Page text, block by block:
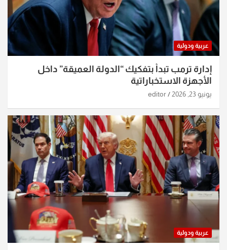
عربية ودولية
إدارة ترمب تبدأ بتفكيك “الدولة العميقة” داخل
الأجهزة الاستخباراتية
يونيو 23, 2026 editor
عربية ودولية